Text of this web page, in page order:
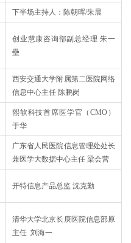
下半场主持人：陈朝晖/朱晨
创业慧康咨询部副总经理 朱一
壘
西安交通大学附属第二医院网络
信息中心主任 陈鹏岗
熙软科技首席医学官（CMO）
于华
广东省人民医院信息管理处处长
兼医学大数据中心主任 梁会营
开特信息产品总监 沈克勤
清华大学北京长庚医院信息部原
主任 刘海一